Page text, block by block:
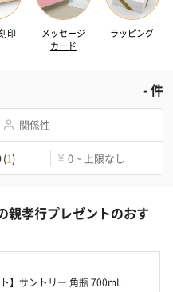
印
メッセージ
カード
ラッピング
-件
関係性
(1) ¥ 0 ~ 上限なし
親孝行プレゼントのおす
ト】サントリー 角瓶 700mL